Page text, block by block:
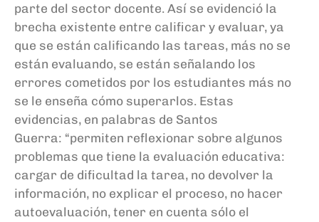
parte del sector docente. Así se evidenció la
brecha existente entre calificar y evaluar,ya
que se están calificando las tareas, más no se
están evaluando, se están señalando los
errores cometidos por los estudiantes más no
se le enseña cómo superarlos. Estas
evidencias, en palabras de Santos
Guerra: “permiten reflexionar sobre algunos
problemas que tiene la evaluación educativa:
cargar de dificultad la tarea, no devolver la
información, no explicar el proceso, no hacer
autoevaluación, tener en cuenta sólo el